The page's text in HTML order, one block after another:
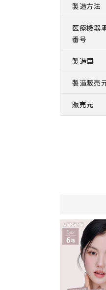
製造方法
医療機器
番号
製造国
製造販売
販売元